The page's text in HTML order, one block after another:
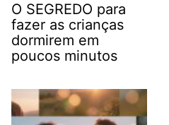
O SEGREDO para
fazer as crianças
dormirem em
poucos minutos